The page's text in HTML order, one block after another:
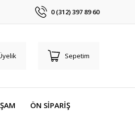
0 (312) 397 89 60
Sepetim
ÖN SİPARİŞ